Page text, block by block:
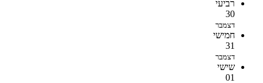
רביעי
30
דצמבר
חמישי
31
דצמבר
שישי
01